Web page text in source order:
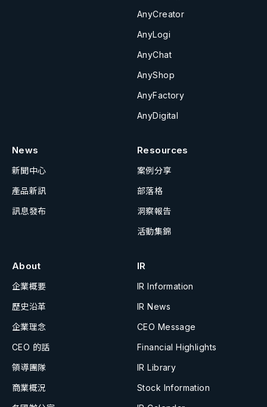
AnyCreator
AnyLogi
AnyChat
AnyShop
AnyFactory
AnyDigital
News
新聞中心
產品新訊
訊息發布
Resources
案例分享
部落格
洞察報告
活動集錦
About
企業概要
歷史沿革
企業理念
CEO 的話
領導團隊
商業概況
IR
IR Information
IR News
CEO Message
Financial Highlights
IR Library
Stock Information